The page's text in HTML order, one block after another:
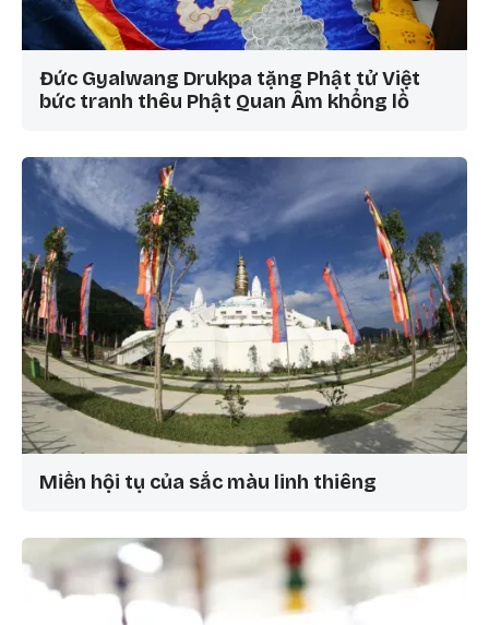
Đức Gyalwang Drukpa tặng Phật tử Việt
bức tranh thêu Phật Quan Âm khổng lồ
Miền hội tụ của sắc màu linh thiêng